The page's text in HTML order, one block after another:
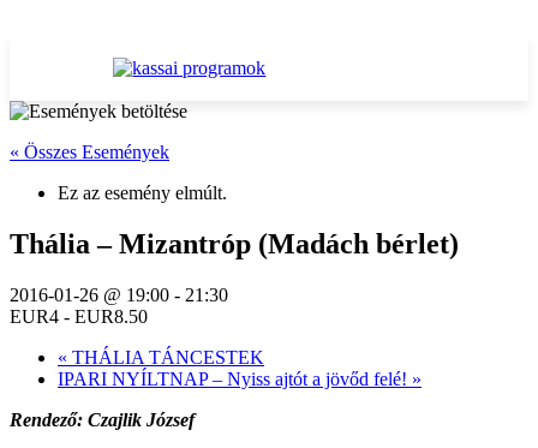
« Összes Események
Ez az esemény elmúlt.
Thália – Mizantróp (Madách bérlet)
2016-01-26 @ 19:00 - 21:30
EUR4 - EUR8.50
« THÁLIA TÁNCESTEK
IPARI NYÍLTNAP – Nyiss ajtót a jövőd felé! »
Rendező: Czajlik József